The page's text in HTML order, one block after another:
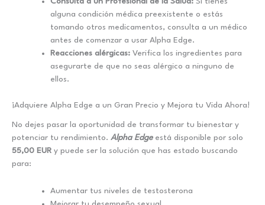
alguna condición médica preexistente o estás
tomando otros medicamentos, consulta a un médico
antes de comenzar a usar Alpha Edge.
Reacciones alérgicas: Verifica los ingredientes para
asegurarte de que no seas alérgico a ninguno de
ellos.
¡Adquiere Alpha Edge a un Gran Precio y Mejora tu Vida Ahora!
No dejes pasar la oportunidad de transformar tu bienestar y
potenciar tu rendimiento. Alpha Edgeestá disponible por solo
55,00 EUR y puede ser la solución que has estado buscando
para:
Aumentar tus niveles de testosterona